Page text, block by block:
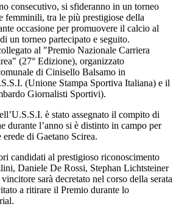
consecutivo, si sfideranno in un torneo
femminili, tra le più prestigiose della
occasione per promuovere il calcio al
un torneo partecipato e seguito.
al "Premio Nazionale Carriera
(27° Edizione), organizzato
di Cinisello Balsamo in
(Unione Stampa Sportiva Italiana) e il
Giornalisti Sportivi).
è stato assegnato il compito di
durante l’anno si è distinto in campo per
di Gaetano Scirea.
candidati al prestigioso riconoscimento
Daniele De Rossi, Stephan Lichtsteiner
sarà decretato nel corso della serata
a ritirare il Premio durante lo